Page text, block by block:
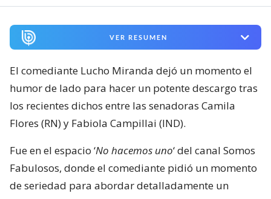
VER RESUMEN
El comediante Lucho Miranda dejó un momento el
humor de lado para hacer un potente descargo tras
los recientes dichos entre las senadoras Camila
Flores (RN) y Fabiola Campillai (IND).
Fue en el espacio ‘No hacemos uno‘ del canal Somos
Fabulosos, donde el comediante pidió un momento
de seriedad para abordar detalladamente un